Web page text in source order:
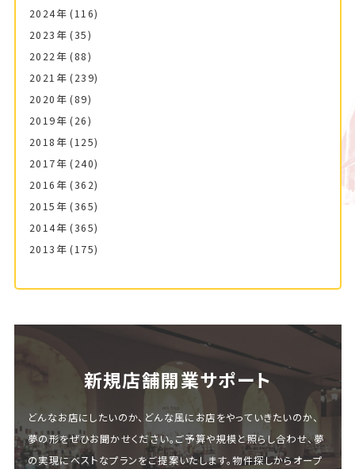
2024年 (116)
2023年 (35)
2022年 (88)
2021年 (239)
2020年 (89)
2019年 (26)
2018年 (125)
2017年 (240)
2016年 (362)
2015年 (365)
2014年 (365)
2013年 (175)
新規店舗開業サポート
どんなお店にしたいのか、どんな風にお店をやっていきたいのか、
夢の形をぜひお聞かせください。ご予算や規模と照らし合わせ、夢
の実現にベストなプランをご提案いたします。物件探しからオープ